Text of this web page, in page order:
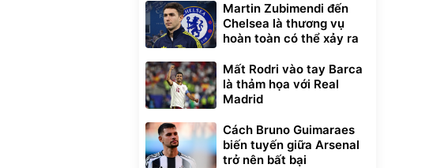
Martin Zubimendi đến
Chelsea là thương vụ
hoàn toàn có thể xảy ra
Mất Rodri vào tay Barca
là thảm họa với Real
Madrid
Cách Bruno Guimaraes
biến tuyến giữa Arsenal
trở nên bất bại